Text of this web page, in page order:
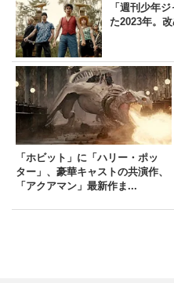
「週刊少年
た2023年。
「ホビット」に「ハリー・ポッ
ター」、豪華キャストの共演作、
「アクアマン」最新作ま...